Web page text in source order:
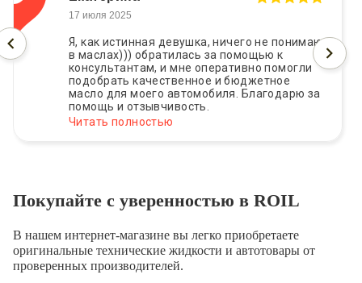
17 июля 2025
Я, как истинная девушка, ничего не понимаю
в маслах))) обратилась за помощью к
консультантам, и мне оперативно помогли
подобрать качественное и бюджетное
масло для моего автомобиля. Благодарю за
помощь и отзывчивость.
Читать полностью
Покупайте с уверенностью в ROIL
В нашем интернет-магазине вы легко приобретаете
оригинальные технические жидкости и автотовары от
проверенных производителей.